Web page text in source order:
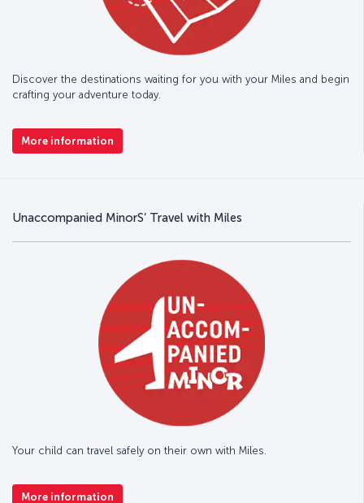
Discover the destinations waiting for you with your Miles and begin
crafting your adventure today.
More information
Unaccompanied MinorS’ Travel with Miles
Your child can travel safely on their own with Miles.
More information